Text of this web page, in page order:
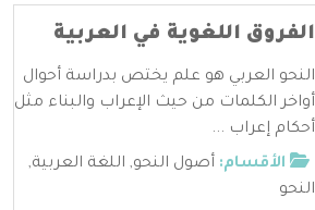
الفروق اللغوية في العربية
النحو العربي هو علم يختص بدراسة أحوال
أواخر الكلمات من حيث الإعراب والبناء مثل
أحكام إعراب ...
الأقسام: أصول النحو, اللغة العربية,
النحو